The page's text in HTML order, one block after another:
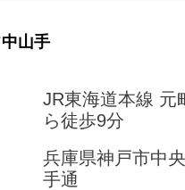
山手
JR東海道本線 元
ら徒歩9分
兵庫県神戸市中
手通